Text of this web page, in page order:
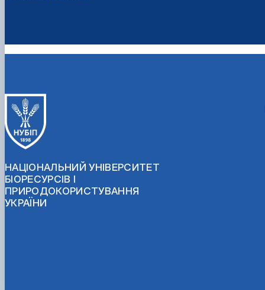
НАЦІОНАЛЬНИЙ УНІВЕРСИТЕТ
БІОРЕСУРСІВ І
ПРИРОДОКОРИСТУВАННЯ
УКРАЇНИ